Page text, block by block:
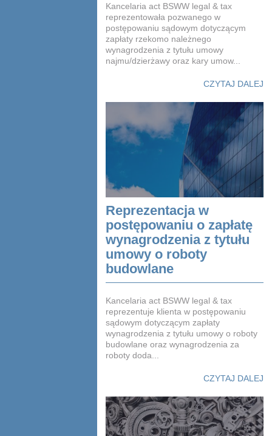
Kancelaria act BSWW legal & tax
reprezentowała pozwanego w
postępowaniu sądowym dotyczącym
zapłaty rzekomo należnego
wynagrodzenia z tytułu umowy
najmu/dzierżawy oraz kary umow...
CZYTAJ DALEJ
Reprezentacja w
postępowaniu o zapłatę
wynagrodzenia z tytułu
umowy o roboty
budowlane
Kancelaria act BSWW legal & tax
reprezentuje klienta w postępowaniu
sądowym dotyczącym zapłaty
wynagrodzenia z tytułu umowy o roboty
budowlane oraz wynagrodzenia za
roboty doda...
CZYTAJ DALEJ